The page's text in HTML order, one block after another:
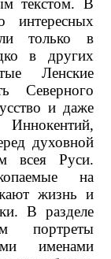
текстом. В
интересных
только в
в других
Ленские
Северного
и даже
духовной
всея Руси.
на
жизнь и
В разделе
портреты
именами